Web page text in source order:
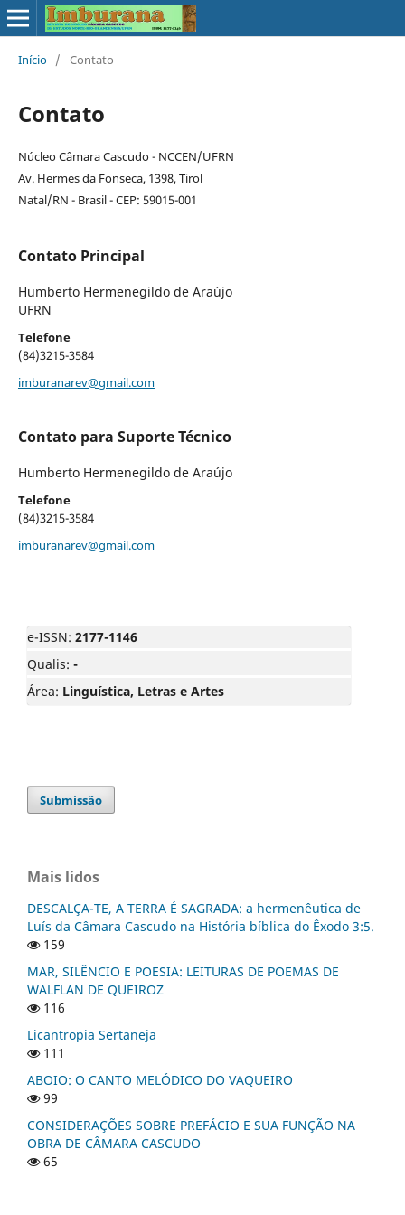
Início / Contato
Contato
Núcleo Câmara Cascudo - NCCEN/UFRN
Av. Hermes da Fonseca, 1398, Tirol
Natal/RN - Brasil - CEP: 59015-001
Contato Principal
Humberto Hermenegildo de Araújo
UFRN
Telefone
(84)3215-3584
imburanarev@gmail.com
Contato para Suporte Técnico
Humberto Hermenegildo de Araújo
Telefone
(84)3215-3584
imburanarev@gmail.com
e-ISSN: 2177-1146
Qualis: -
Área: Linguística, Letras e Artes
Submissão
Mais lidos
DESCALÇA-TE, A TERRA É SAGRADA: a hermenêutica de
Luís da Câmara Cascudo na História bíblica do Êxodo 3:5.
159
MAR, SILÊNCIO E POESIA: LEITURAS DE POEMAS DE
WALFLAN DE QUEIROZ
116
Licantropia Sertaneja
111
ABOIO: O CANTO MELÓDICO DO VAQUEIRO
99
CONSIDERAÇÕES SOBRE PREFÁCIO E SUA FUNÇÃO NA
OBRA DE CÂMARA CASCUDO
65